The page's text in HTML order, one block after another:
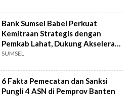
Bank Sumsel Babel Perkuat
Kemitraan Strategis dengan
Pemkab Lahat, Dukung Akselerasi
Ekonomi Daerah
SUMSEL
6 Fakta Pemecatan dan Sanksi
Pungli 4 ASN di Pemprov Banten